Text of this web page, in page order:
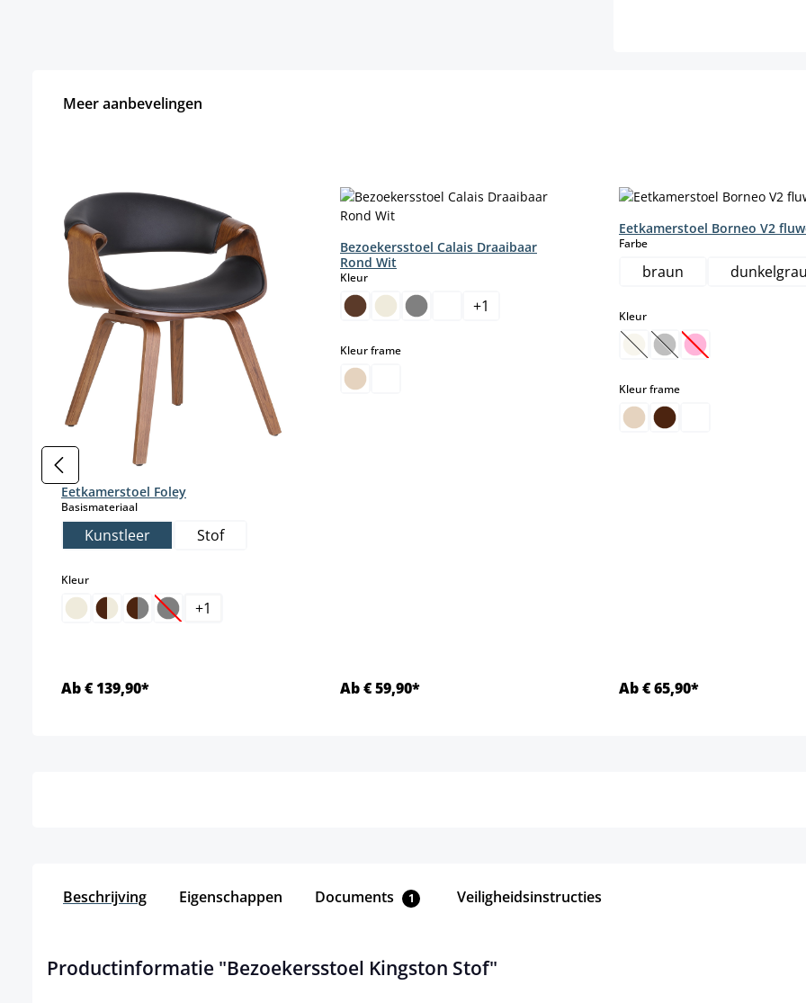
Meer aanbevelingen
Eetkamerstoel Foley
Basismateriaalselect
Kunstleer Stof
Kleurselect
(Deze optie is momenteel niet beschikbaar.)
+1
Ab € 139,90*
Bezoekersstoel Calais Draaibaar
Rond Wit
Kleurselect
+1
Kleur frameselect
Ab € 59,90*
Eetkamerstoel Borneo V2
Farbeselect
braun dunkelgrau
Kleurselect
(Deze optie is momenteel
(Deze optie is
(Deze optie is
Kleur frameselect
Ab € 65,90*
Beschrijving Eigenschappen Documents 1 Veiligheidsinstructies
Productinformatie "Bezoekersstoel Kingston Stof"